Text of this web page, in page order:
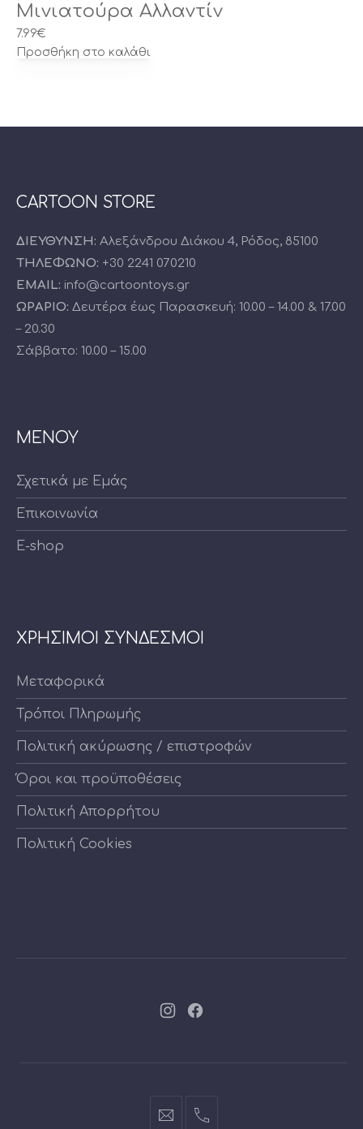
Μινιατούρα Αλλαντίν
7.99€
Προσθήκη στο καλάθι
CARTOON STORE
ΔΙΕΥΘΥΝΣΗ: Αλεξάνδρου Διάκου 4, Ρόδος, 85100
ΤΗΛΕΦΩΝΟ: +30 2241 070210
EMAIL: info@cartoontoys.gr
ΩΡΑΡΙΟ: Δευτέρα έως Παρασκευή: 10.00 – 14.00 & 17.00
– 20.30
Σάββατο: 10.00 – 15.00
ΜΕΝΟΥ
Σχετικά με Εμάς
Επικοινωνία
E-shop
ΧΡΗΣΙΜΟΙ ΣΥΝΔΕΣΜΟΙ
Μεταφορικά
Τρόποι Πληρωμής
Πολιτική ακύρωσης / επιστροφών
Όροι και προϋποθέσεις
Πολιτική Απορρήτου
Πολιτική Cookies
Νέο Νέο
info@cartoontoys.gr
+30
PREVIOUS